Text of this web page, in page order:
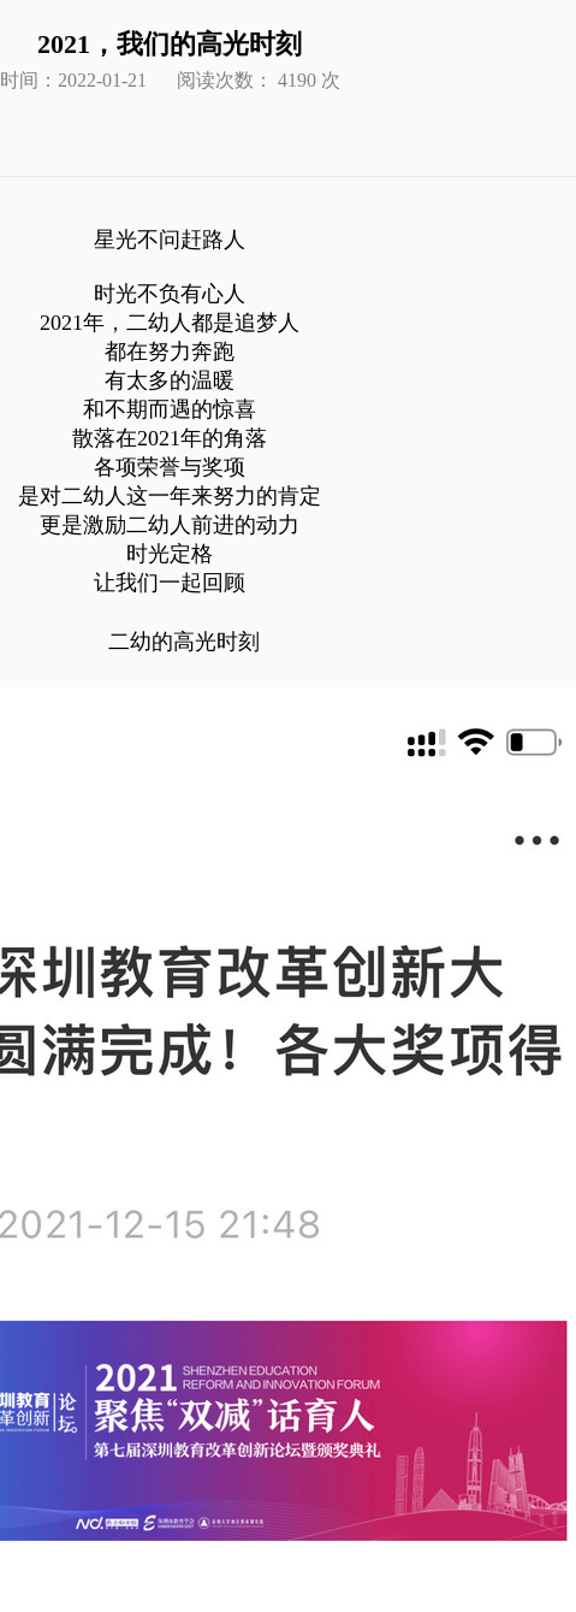
2021，我们的高光时刻
时间：2022-01-21 阅读次数： 4190 次
星光不问赶路人
时光不负有心人
2021年，二幼人都是追梦人
都在努力奔跑
有太多的温暖
和不期而遇的惊喜
散落在2021年的角落
各项荣誉与奖项
是对二幼人这一年来努力的肯定
更是激励二幼人前进的动力
时光定格
让我们一起回顾
二幼的高光时刻